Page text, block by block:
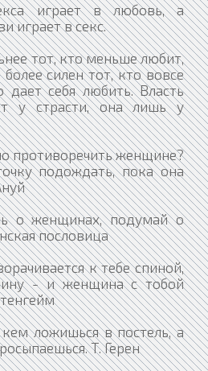
играет в любовь, а
играет в секс.
тот, кто меньше любит,
силен тот, кто вовсе
дает себя любить. Власть
у страсти, она лишь у
противоречить женщине?
подождать, пока она
о женщинах, подумай о
пословица
к тебе спиной,
- и женщина с тобой
ложишься в постель, а
Т. Герен